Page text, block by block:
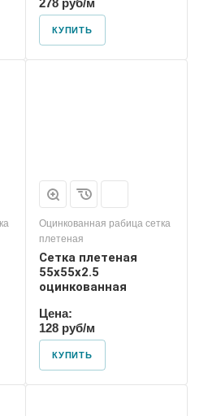
278 руб/м
КУПИТЬ
Оцинкованная рабица сетка
плетеная
Сетка плетеная
55х55х2.5
оцинкованная
Цена:
128 руб/м
КУПИТЬ